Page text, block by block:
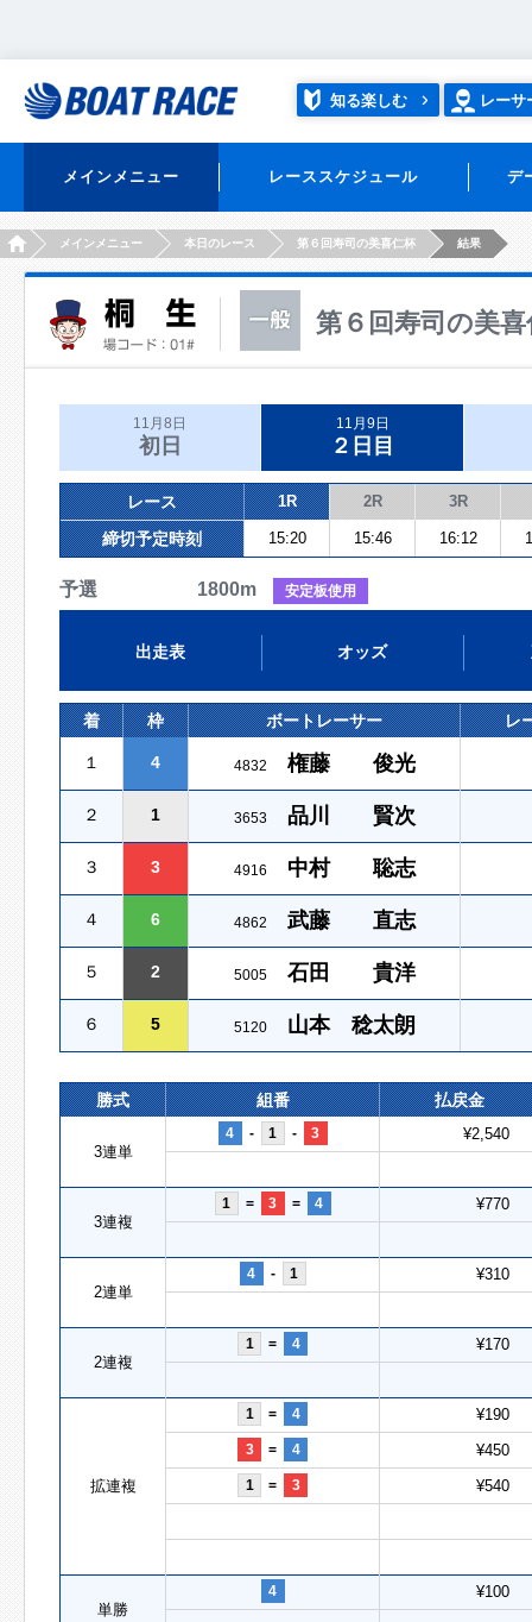
知る楽しむ レーサ
メインメニュー レーススケジュール デ
HOMEメインメニュー 本日のレース 第６回寿司の美喜仁杯 結果
第６回寿司の美喜
11月8日
初日
11月9日
２日目
レース 1R 2R 3R
締切予定時刻 15:20 15:46 16:12
予選 1800m 安定板使用
出走表 オッズ
着 枠 ボートレーサー レ
１ 4 4832 権藤 俊光
２ 1 3653 品川 賢次
３ 3 4916 中村 聡志
４ 6 4862 武藤 直志
５ 2 5005 石田 貴洋
６ 5 5120 山本 稔太朗
勝式 組番 払戻金
3連単
4 - 1 - 3 ¥2,540
3連複
1 = 3 = 4 ¥770
2連単
4 - 1 ¥310
2連複
1 = 4 ¥170
拡連複
1 = 4 ¥190
3 = 4 ¥450
1 = 3 ¥540
単勝
4 ¥100